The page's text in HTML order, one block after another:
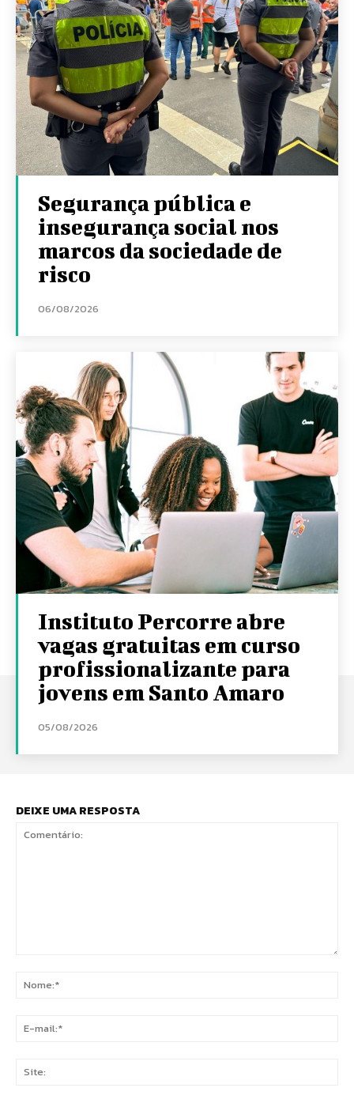
Segurança pública e
insegurança social nos
marcos da sociedade de
risco
06/08/2026
Instituto Percorre abre
vagas gratuitas em curso
profissionalizante para
jovens em Santo Amaro
05/08/2026
DEIXE UMA RESPOSTA